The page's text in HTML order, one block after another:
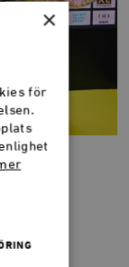
×
för